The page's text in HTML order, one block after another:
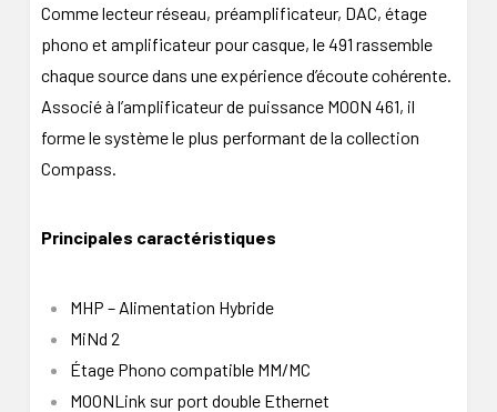
Comme lecteur réseau, préamplificateur, DAC, étage
phono et amplificateur pour casque, le 491 rassemble
chaque source dans une expérience d’écoute cohérente.
Associé à l’amplificateur de puissance MOON 461, il
forme le système le plus performant de la collection
Compass.
Principales caractéristiques
MHP – Alimentation Hybride
MiNd 2
Étage Phono compatible MM/MC
MOONLink sur port double Ethernet